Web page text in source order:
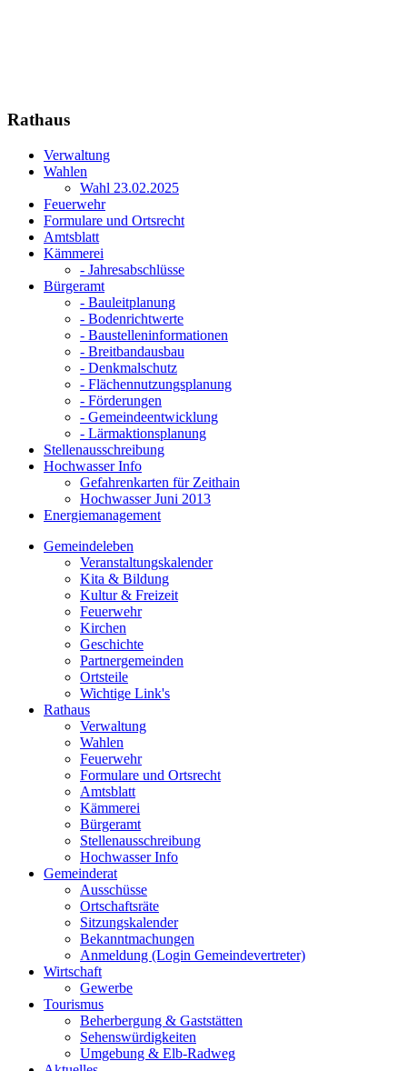
Rathaus
Verwaltung
Wahlen
Wahl 23.02.2025
Feuerwehr
Formulare und Ortsrecht
Amtsblatt
Kämmerei
- Jahresabschlüsse
Bürgeramt
- Bauleitplanung
- Bodenrichtwerte
- Baustelleninformationen
- Breitbandausbau
- Denkmalschutz
- Flächennutzungsplanung
- Förderungen
- Gemeindeentwicklung
- Lärmaktionsplanung
Stellenausschreibung
Hochwasser Info
Gefahrenkarten für Zeithain
Hochwasser Juni 2013
Energiemanagement
Gemeindeleben
Veranstaltungskalender
Kita & Bildung
Kultur & Freizeit
Feuerwehr
Kirchen
Geschichte
Partnergemeinden
Ortsteile
Wichtige Link's
Rathaus
Verwaltung
Wahlen
Feuerwehr
Formulare und Ortsrecht
Amtsblatt
Kämmerei
Bürgeramt
Stellenausschreibung
Hochwasser Info
Gemeinderat
Ausschüsse
Ortschaftsräte
Sitzungskalender
Bekanntmachungen
Anmeldung (Login Gemeindevertreter)
Wirtschaft
Gewerbe
Tourismus
Beherbergung & Gaststätten
Sehenswürdigkeiten
Umgebung & Elb-Radweg